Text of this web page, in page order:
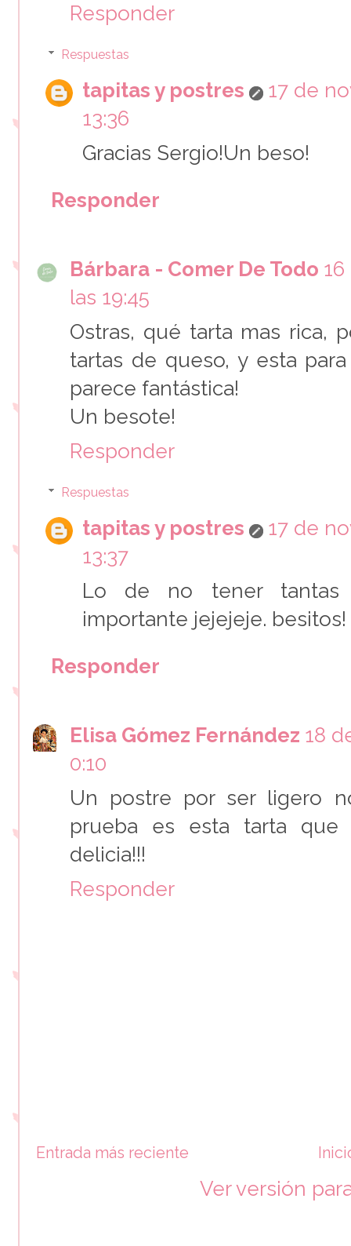
Responder
Respuestas
tapitas y postres
17 de
13:36
Gracias Sergio!Un beso!
Responder
Bárbara - Comer De Todo
las 19:45
Ostras, qué tarta mas rica,
tartas de queso, y esta
parece fantástica!
Un besote!
Responder
Respuestas
tapitas y postres
17 de
13:37
Lo de no tener tantas
importante jejejeje. besitos!
Responder
Elisa Gómez Fernández 18
0:10
Un postre por ser ligero
prueba es esta tarta que
delicia!!!
Responder
Entrada más reciente
Ver versión